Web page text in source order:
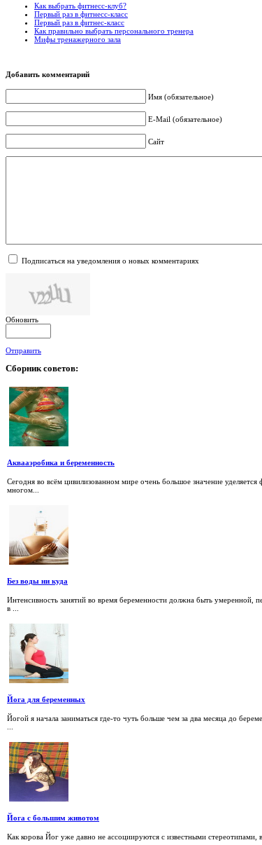
Как выбрать фитнесс-клуб?
Первый раз в фитнесс-класс
Первый раз в фитнес-класс
Как правильно выбрать персонального тренера
Мифы тренажерного зала
Добавить комментарий
Имя (обязательное)
E-Mail (обязательное)
Сайт
Подписаться на уведомления о новых комментариях
Обновить
Отправить
Сборниксоветов:
Аквааэробика и беременность
Сегодня во всём цивилизованном мире очень большое значение
многом...
Без воды ни куда
Интенсивность занятий во время бере­менности должна быть умеренной,
в ...
Йога для беременных
Йогой я начала заниматься где-то чуть больше чем за два месяца до
Йога с большим животом
Как корова Йог уже давно не ассоциируются с известными стереотипами,